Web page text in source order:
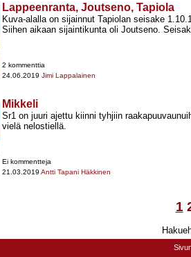
Lappeenranta, Joutseno, Tapiola
Kuva-​alalla on sijainnut Tapiolan seisake
Siihen aikaan sijaintikunta oli Joutseno.
2 kommenttia
24.06.2019 Jimi Lappalainen
Mikkeli
Sr1 on juuri ajettu kiinni tyhjiin
vielä nelostiellä.
Ei kommentteja
21.03.2019 Antti Tapani Häkkinen
1